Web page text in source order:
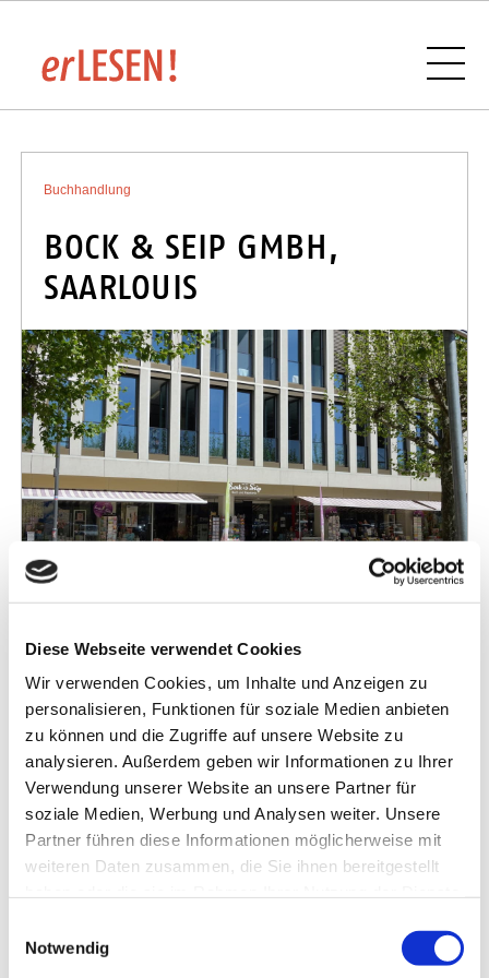
Diese Webseite verwendet Cookies
Wir verwenden Cookies, um Inhalte und Anzeigen zu
personalisieren, Funktionen für soziale Medien anbieten
zu können und die Zugriffe auf unsere Website zu
analysieren. Außerdem geben wir Informationen zu Ihrer
Verwendung unserer Website an unsere Partner für
soziale Medien, Werbung und Analysen weiter. Unsere
Partner führen diese Informationen möglicherweise mit
weiteren Daten zusammen, die Sie ihnen bereitgestellt
Cookies, wenn Sie unsere Webseite weiterhin nutzen.
Notwendig
BUCHHANDLUNGEN UND VERLAGE IM
SAARLAND
SPONSOREN UND PARTNER
ÜBER UNS / BILDERGALERIE
Buchhandlung
BOCK & SEIP GMBH,
SAARLOUIS
Großer Markt 2 · 66740 Saarlouis
Website
Mit unseren drei Standorten in Saarbrücken,
Saarlouis und Merzig bieten wir Ihnen alles rund
ums Buch und Schreibwaren – und das seit 154
Jahren! Als traditionsreiches Familienunternehmen